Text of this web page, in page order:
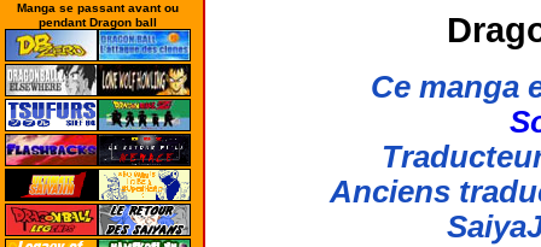
Manga se passant avant ou
pendant Dragon ball
Ce manga
Anciens